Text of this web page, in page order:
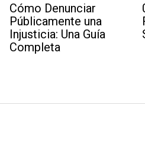
Cómo Denunciar
Públicamente una
Injusticia: Una Guía
Completa